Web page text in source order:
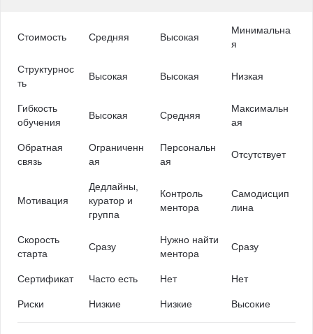
Стоимость Средняя Высокая
Минимальна
я
Структурнос
ть
Высокая Высокая Низкая
Гибкость
обучения
Высокая Средняя
Максимальн
ая
Обратная
связь
Ограниченн
ая
Персональн
ая
Отсутствует
Мотивация
Дедлайны,
куратор и
группа
Контроль
ментора
Самодисцип
лина
Скорость
старта
Сразу
Нужно найти
ментора
Сразу
Сертификат Часто есть Нет Нет
Риски Низкие Низкие Высокие